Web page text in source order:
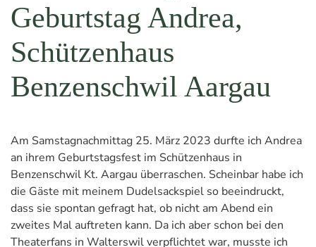
Geburtstag Andrea,
Schützenhaus
Benzenschwil Aargau
Am Samstagnachmittag 25. März 2023 durfte ich Andrea
an ihrem Geburtstagsfest im Schützenhaus in
Benzenschwil Kt. Aargau überraschen. Scheinbar habe ich
die Gäste mit meinem Dudelsackspiel so beeindruckt,
dass sie spontan gefragt hat, ob nicht am Abend ein
zweites Mal auftreten kann. Da ich aber schon bei den
Theaterfans in Walterswil verpflichtet war, musste ich